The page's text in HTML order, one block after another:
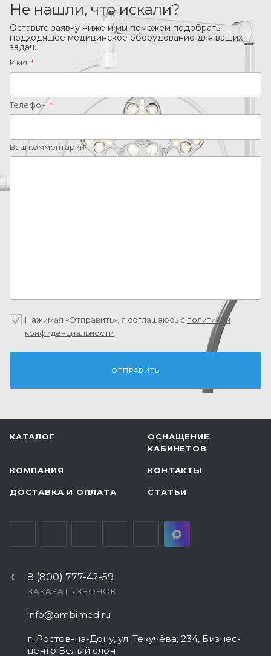
Не нашли, что искали?
Оставьте заявку ниже и мы поможем подобрать
подходящее медицинское оборудование для ваших
задач.
Имя *
Телефон *
Ваш комментарий
Нажимая «Отправить», я соглашаюсь c политикой
конфиденциальности
КАТАЛОГ
ОСНАЩЕНИЕ
КАБИНЕТОВ
КОМПАНИЯ КОНТАКТЫ
ДОСТАВКА И ОПЛАТА СТАТЬИ
8 (800) 777-42-59
ЗАКАЗАТЬ ЗВОНОК
info@ambimed.ru
г. Ростов-на-Дону, ул. Текучёва, 234, Бизнес-
центр Белый слон